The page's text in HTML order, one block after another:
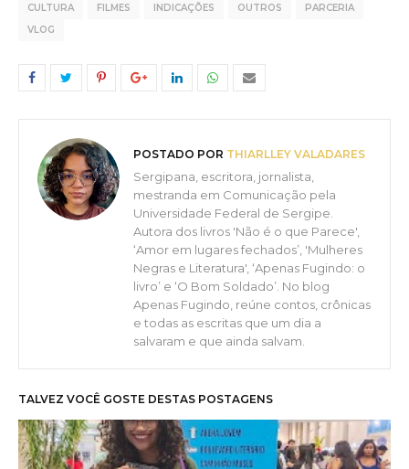
CULTURA FILMES INDICAÇÕES OUTROS
PARCERIA
VLOG
POSTADO POR THIARLLEY VALADARES
Sergipana, escritora, jornalista,
mestranda em Comunicação pela
Universidade Federal de Sergipe.
Autora dos livros 'Não é o que Parece',
‘Amor em lugares fechados’, 'Mulheres
Negras e Literatura', ‘Apenas Fugindo: o
livro’ e ‘O Bom Soldado’. No blog
Apenas Fugindo, reúne contos, crônicas
e todas as escritas que um dia a
salvaram e que ainda salvam.
TALVEZ VOCÊ GOSTE DESTAS POSTAGENS